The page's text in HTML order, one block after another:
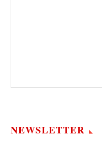
NEWSLETTER